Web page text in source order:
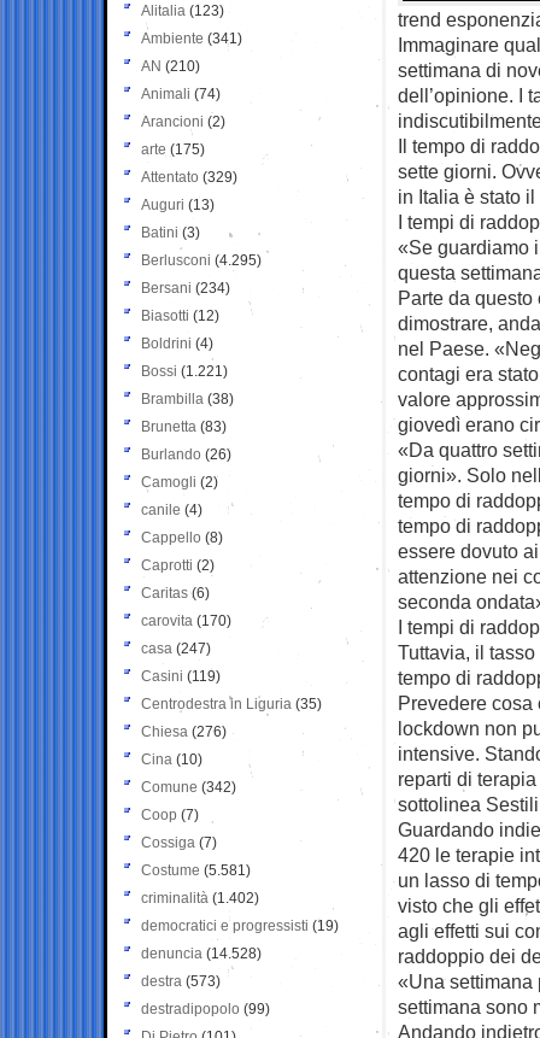
trend
Immaginare
settimana di
dell’opinione. I
Il tempo di
sette giorni.
in Italia è stato
I tempi di
«Se guardiamo
questa
Parte da
dimostrare,
nel Paese.
contagi era
valore
giovedì erano
«Da quattro
giorni». Solo
tempo di
tempo di
essere dovuto
attenzione nei
seconda
I tempi di
Tuttavia, il
tempo di
Prevedere
lockdown non
intensive.
reparti di
sottolinea
Guardando
420 le terapie
un lasso di
visto che gli
agli effetti sui
raddoppio dei
«Una settimana
settimana sono
Andando
Alitalia (123)
Ambiente (341)
AN (210)
Animali (74)
Arancioni (2)
arte (175)
Attentato (329)
Auguri (13)
Batini (3)
Berlusconi (4.295)
Bersani (234)
Biasotti (12)
Boldrini (4)
Bossi (1.221)
Brambilla (38)
Brunetta (83)
Burlando (26)
Camogli (2)
canile (4)
Cappello (8)
Caprotti (2)
Caritas (6)
carovita (170)
casa (247)
Casini (119)
Centrodestra in Liguria (35)
Chiesa (276)
Cina (10)
Comune (342)
Coop (7)
Cossiga (7)
Costume (5.581)
criminalità (1.402)
democratici e progressisti (19)
denuncia (14.528)
destra (573)
destradipopolo (99)